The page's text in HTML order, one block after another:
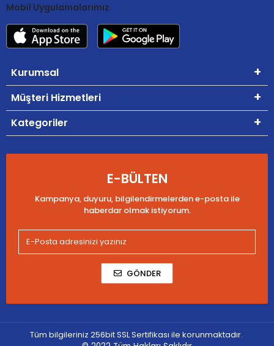
Mobil Uygulamalarımız
Kurumsal
Müşteri Hizmetleri
Kategoriler
E-BÜLTEN
Kampanya, duyuru, bilgilendirmelerden e-posta ile
haberdar olmak istiyorum.
GÖNDER
Tüm bilgileriniz 256bit SSL Sertifikası ile korunmaktadır.